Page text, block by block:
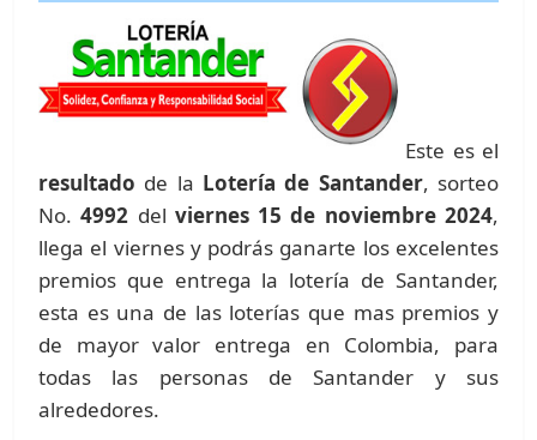
Este es el
resultado de la Lotería de Santander, sorteo
No.4992 del viernes 15 de noviembre 2024,
llega el viernes y podrás ganarte los excelentes
premios que entrega la lotería de Santander,
esta es una de las loterías que mas premios y
de mayor valor entrega en Colombia, para
todas las personas de Santander y sus
alrededores.